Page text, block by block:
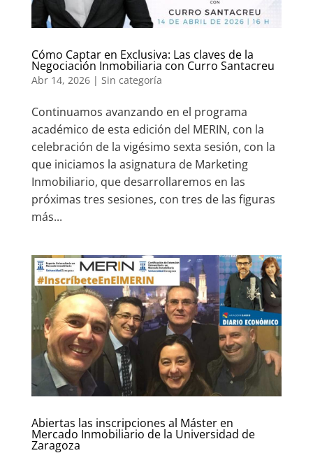
Cómo Captar en Exclusiva: Las claves de la
Negociación Inmobiliaria con Curro Santacreu
Abr 14, 2026| Sin categoría
Continuamos avanzando en el programa
académico de esta edición del MERIN, con la
celebración de la vigésimo sexta sesión, con la
que iniciamos la asignatura de Marketing
Inmobiliario, que desarrollaremos en las
próximas tres sesiones, con tres de las figuras
más...
Abiertas las inscripciones al Máster en
Mercado Inmobiliario de la Universidad de
Zaragoza